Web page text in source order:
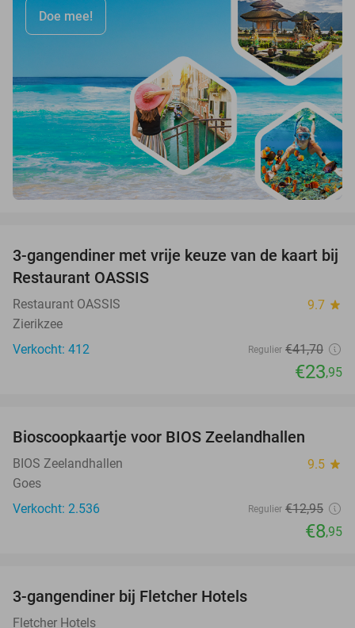
Doe mee!
43%
3-gangendiner met vrije keuze van de kaart bij
Restaurant OASSIS
Restaurant OASSIS 9.7 star
Zierikzee
Verkocht: 412
Regulier €41,70
€23,95
Bioscoopkaartje voor BIOS Zeelandhallen
BIOS Zeelandhallen 9.5 star
Goes
Verkocht: 2.536
Regulier €12,95
€8,95
3-gangendiner bij Fletcher Hotels
Fletcher Hotels